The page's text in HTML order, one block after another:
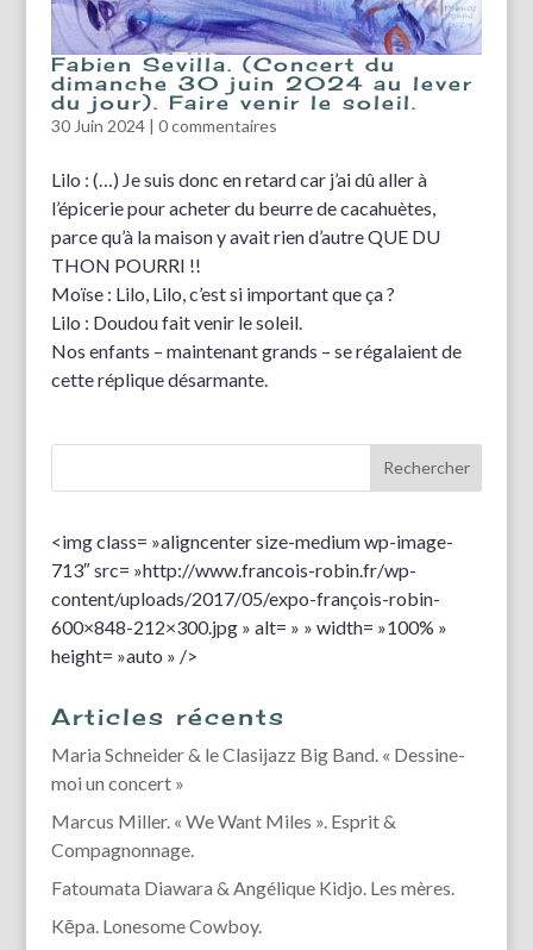
Fabien Sevilla. (Concert du
dimanche 30 juin 2024 au lever
du jour). Faire venir le soleil.
30 Juin 2024| 0 commentaires
Lilo : (…) Je suis donc en retard car j’ai dû aller à
l’épicerie pour acheter du beurre de cacahuètes,
parce qu’à la maison y avait rien d’autre QUE DU
THON POURRI !!
Moïse : Lilo, Lilo, c’est si important que ça ?
Lilo : Doudou fait venir le soleil.
Nos enfants – maintenant grands – se régalaient de
cette réplique désarmante.
<img class= »aligncenter size-medium wp-image-
713″ src= »http://www.francois-robin.fr/wp-
content/uploads/2017/05/expo-françois-robin-
600×848-212×300.jpg » alt= » » width= »100% »
height= »auto » />
Articles récents
Maria Schneider & le Clasijazz Big Band. « Dessine-
moi un concert »
Marcus Miller. « We Want Miles ». Esprit &
Compagnonnage.
Fatoumata Diawara & Angélique Kidjo. Les mères.
Kēpa. Lonesome Cowboy.